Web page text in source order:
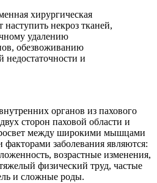
хирургическая
некроз тканей,
удалению
обезвоживанию
недостаточности и
органов из пахового
сторон паховой области и
между широкими мышцами
заболевания являются:
возрастные изменения,
физический труд, частые
и сложные роды.